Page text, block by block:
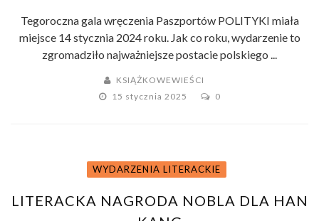
Tegoroczna gala wręczenia Paszportów POLITYKI miała
miejsce 14 stycznia 2024 roku. Jak co roku, wydarzenie to
zgromadziło najważniejsze postacie polskiego ...
KSIĄŻKOWEWIEŚCI
15 stycznia 2025
0
WYDARZENIA LITERACKIE
LITERACKA NAGRODA NOBLA DLA HAN